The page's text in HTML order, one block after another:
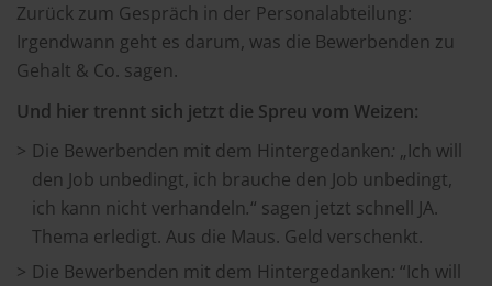
Zurück zum Gespräch in der Personalabteilung:
Irgendwann geht es darum, was die Bewerbenden zu
Gehalt & Co. sagen.
Und hier trennt sich jetzt die Spreu vom Weizen:
Die Bewerbenden mit dem Hintergedanken: „Ich will
den Job unbedingt, ich brauche den Job unbedingt,
ich kann nicht verhandeln.“ sagen jetzt schnell JA.
Thema erledigt. Aus die Maus. Geld verschenkt.
Die Bewerbenden mit dem Hintergedanken: “Ich will